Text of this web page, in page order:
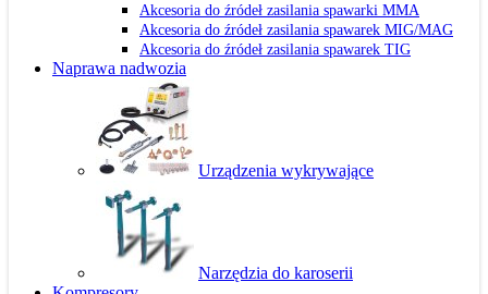
Akcesoria do źródeł zasilania spawarki MMA
Akcesoria do źródeł zasilania spawarek MIG/MAG
Akcesoria do źródeł zasilania spawarek TIG
Naprawa nadwozia
Urządzenia wykrywające
Narzędzia do karoserii